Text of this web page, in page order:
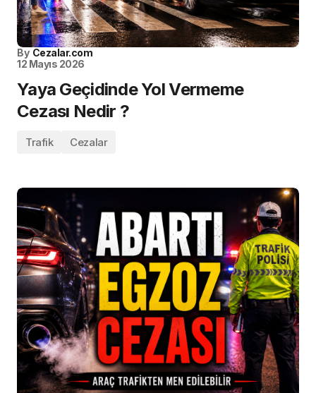
By Cezalar.com
12 Mayıs 2026
Yaya Geçidinde Yol Vermeme
Cezası Nedir ?
Trafik Cezalar